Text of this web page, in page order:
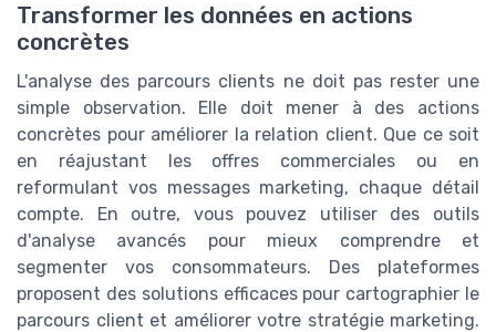
Transformer les données en actions
concrètes
L'analyse des parcours clients ne doit pas rester une
simple observation. Elle doit mener à des actions
concrètes pour améliorer la relation client. Que ce soit
en réajustant les offres commerciales ou en
reformulant vos messages marketing, chaque détail
compte. En outre, vous pouvez utiliser des outils
d'analyse avancés pour mieux comprendre et
segmenter vos consommateurs. Des plateformes
proposent des solutions efficaces pour cartographier le
parcours client et améliorer votre stratégie marketing.